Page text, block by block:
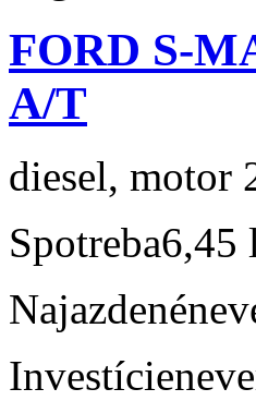
FORD S-
A/T
diesel, motor
Spotreba6,45
Najazdené
Investície